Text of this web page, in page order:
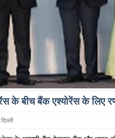
बीच बैंक एश्योरेंस के लिए